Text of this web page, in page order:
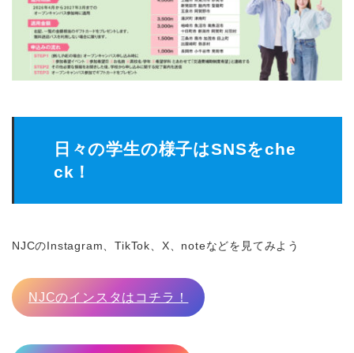
日々の学生の様子はSNSをche
ck！
NJCのInstagram、TikTok、X、noteなどを見てみよう
NJCのインスタはコチラ！